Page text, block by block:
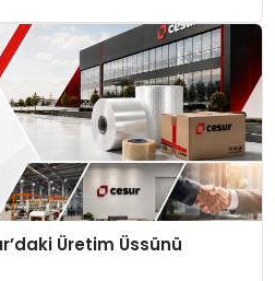
Üretim Üssünü